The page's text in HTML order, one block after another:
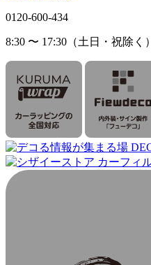
0120-600-434
8:30 〜 17:30（土日・祝除く）